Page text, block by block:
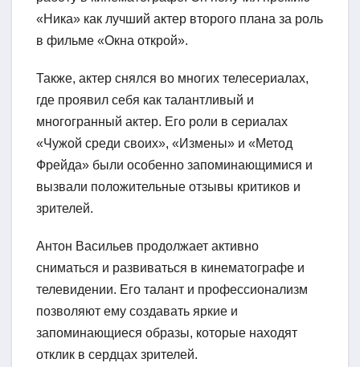
«Ника» как лучший актер второго плана за роль
в фильме «Окна открой».
Также, актер снялся во многих телесериалах,
где проявил себя как талантливый и
многогранный актер. Его роли в сериалах
«Чужой среди своих», «Измены» и «Метод
Фрейда» были особенно запоминающимися и
вызвали положительные отзывы критиков и
зрителей.
Антон Васильев продолжает активно
сниматься и развиваться в кинематографе и
телевидении. Его талант и профессионализм
позволяют ему создавать яркие и
запоминающиеся образы, которые находят
отклик в сердцах зрителей.